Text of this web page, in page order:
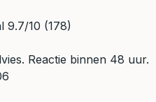
9.7/10 (178)
Reactie binnen 48 uur.